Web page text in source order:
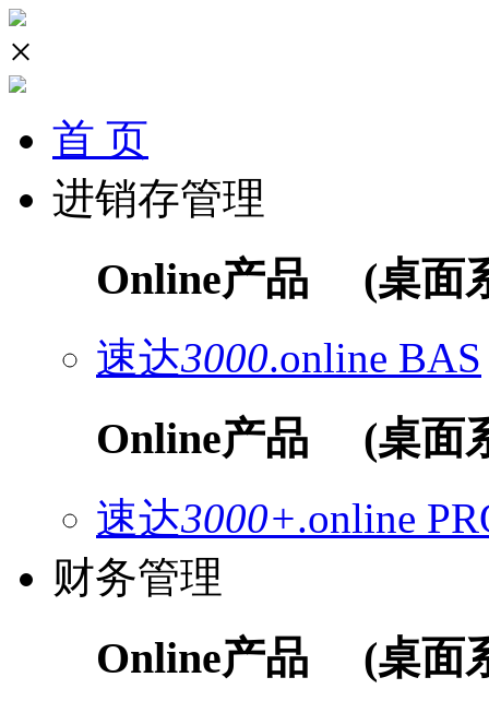
×
首 页
进销存管理
Online产品 (桌面
速达3000.online BAS
Online产品 (桌面
速达3000+.online
财务管理
Online产品 (桌面